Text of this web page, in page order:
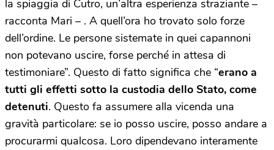
la spiaggia di Cutro, un’altra esperienza straziante –
racconta Mari – . A quell’ora ho trovato solo forze
dell’ordine. Le persone sistemate in quei capannoni
non potevano uscire, forse perché in attesa di
testimoniare”. Questo di fatto significa che “erano a
tutti gli effetti sotto la custodia dello Stato, come
detenuti. Questo fa assumere alla vicenda una
gravità particolare: se io posso uscire, posso andare a
procurarmi qualcosa. Loro dipendevano interamente